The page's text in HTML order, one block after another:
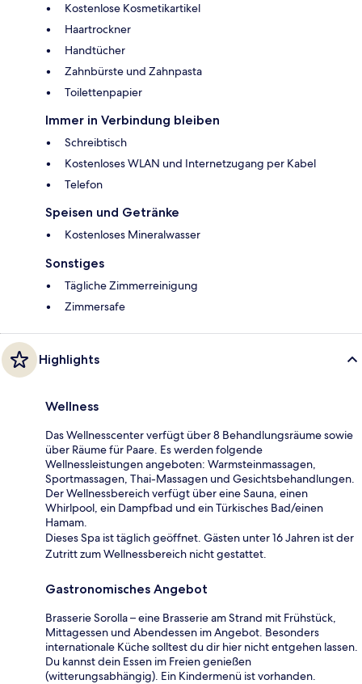
Kostenlose Kosmetikartikel
Haartrockner
Handtücher
Zahnbürste und Zahnpasta
Toilettenpapier
Immer in Verbindung bleiben
Schreibtisch
Kostenloses WLAN und Internetzugang per Kabel
Telefon
Speisen und Getränke
Kostenloses Mineralwasser
Sonstiges
Tägliche Zimmerreinigung
Zimmersafe
Highlights
Wellness
Das Wellnesscenter verfügt über 8 Behandlungsräume sowie
über Räume für Paare. Es werden folgende
Wellnessleistungen angeboten: Warmsteinmassagen,
Sportmassagen, Thai-Massagen und Gesichtsbehandlungen.
Der Wellnessbereich verfügt über eine Sauna, einen
Whirlpool, ein Dampfbad und ein Türkisches Bad/einen
Hamam.
Dieses Spa ist täglich geöffnet. Gästen unter 16 Jahren ist der
Zutritt zum Wellnessbereich nicht gestattet.
Gastronomisches Angebot
Brasserie Sorolla – eine Brasserie am Strand mit Frühstück,
Mittagessen und Abendessen im Angebot. Besonders
internationale Küche solltest du dir hier nicht entgehen lassen.
Du kannst dein Essen im Freien genießen
(witterungsabhängig). Ein Kindermenü ist vorhanden.